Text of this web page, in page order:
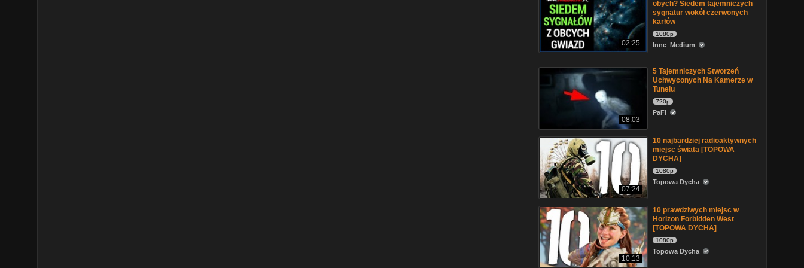
02:25
obych? Siedem tajemniczych
sygnatur wokół czerwonych
karłów
1080p
Inne_Medium
08:03
5 Tajemniczych Stworzeń
Uchwyconych Na Kamerze w
Tunelu
720p
PaFi
07:24
10 najbardziej radioaktywnych
miejsc świata [TOPOWA
DYCHA]
1080p
Topowa Dycha
10:13
10 prawdziwych miejsc w
Horizon Forbidden West
[TOPOWA DYCHA]
1080p
Topowa Dycha